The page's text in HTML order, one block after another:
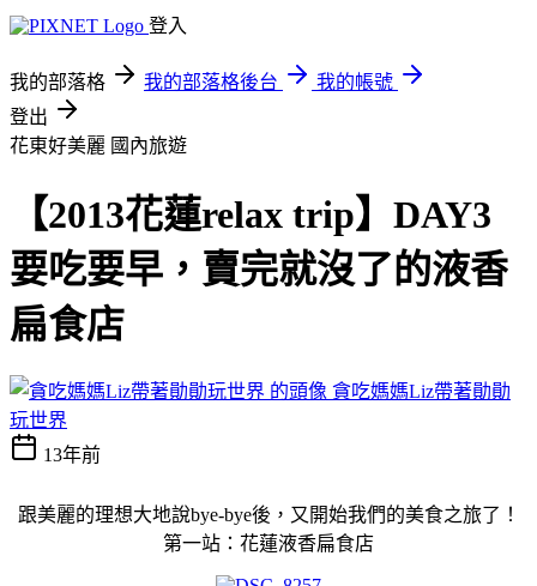
登入
我的部落格 我的部落格後台
我的帳號
登出
花東好美麗 國內旅遊
【2013花蓮relax trip】DAY3
要吃要早，賣完就沒了的液香
扁食店
貪吃媽媽Liz帶著勛勛
玩世界
13年前
跟美麗的理想大地說bye-bye後，又開始我們的美食之旅了！
第一站：花蓮液香扁食店